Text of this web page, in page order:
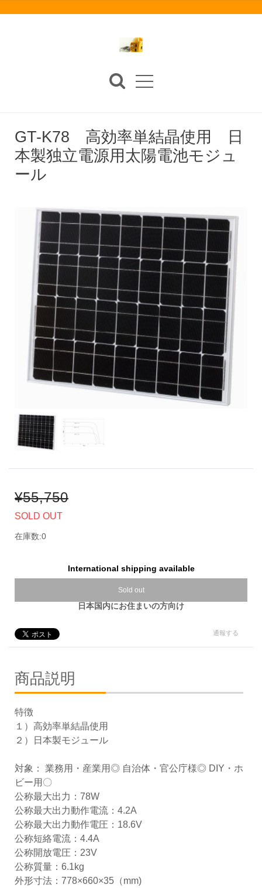
GT-K78 高効率単結晶使用 日
本製独立電源用太陽電池モジュ
ール
¥55,750
SOLD OUT
在庫数:0
International shipping available
Sold out
日本国内にお住まいの方向け
通報する
商品説明
特徴
１）高効率単結晶使用
２）日本製モジュール
対象： 業務用・産業用◎ 自治体・官公庁様◎ DIY・ホ
ビー用〇
公称最大出力：78W
公称最大出力動作電流：4.2A
公称最大出力動作電圧：18.6V
公称短絡電流：4.4A
公称開放電圧：23V
公称質量：6.1kg
外形寸法：778×660×35（mm)